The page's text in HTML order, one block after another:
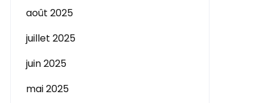
août 2025
juillet 2025
juin 2025
mai 2025